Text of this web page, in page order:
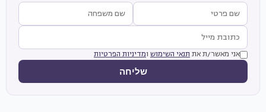
אני מאשר/ת את תנאי השימוש ומדיניות הפרטיות
שליחה